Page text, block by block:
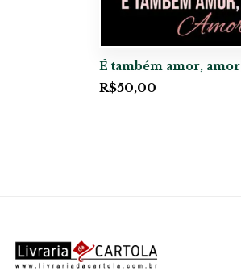
É também amor, amor
R$50,00